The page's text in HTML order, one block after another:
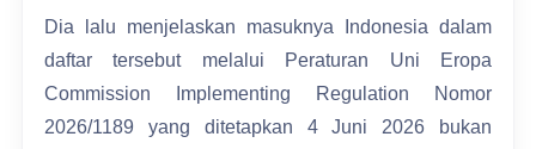
Dia lalu menjelaskan masuknya Indonesia dalam
daftar tersebut melalui Peraturan Uni Eropa
Commission Implementing Regulation Nomor
2026/1189 yang ditetapkan 4 Juni 2026 bukan